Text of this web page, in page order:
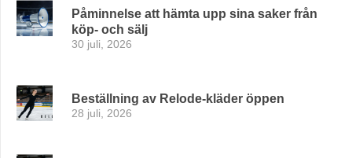
Påminnelse att hämta upp sina saker från
köp- och sälj
30 juli, 2026
Beställning av Relode-kläder öppen
28 juli, 2026